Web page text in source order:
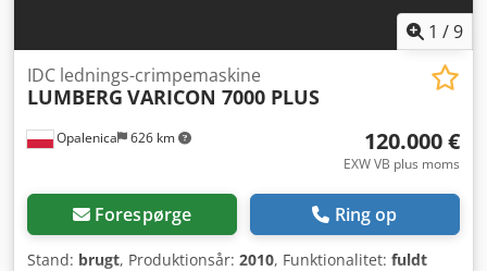
1 /9
Opalenica 626 km
IDC lednings-crimpemaskine
LUMBERG VARICON 7000 PLUS
120.000 €
EXW VB plus moms
Forespørge Ring op
Stand: brugt, Produktionsår: 2010, Funktionalitet: fuldt